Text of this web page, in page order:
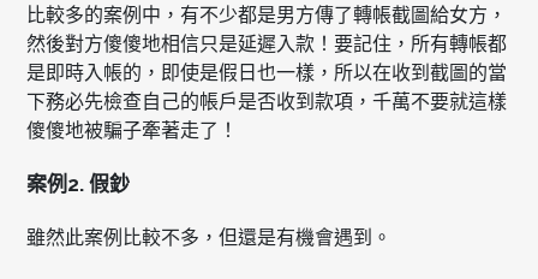
比較多的案例中，有不少都是男方傳了轉帳截圖給女方，
然後對方傻傻地相信只是延遲入款！要記住，所有轉帳都
是即時入帳的，即使是假日也一樣，所以在收到截圖的當
下務必先檢查自己的帳戶是否收到款項，千萬不要就這樣
傻傻地被騙子牽著走了！
案例2. 假鈔
雖然此案例比較不多，但還是有機會遇到。